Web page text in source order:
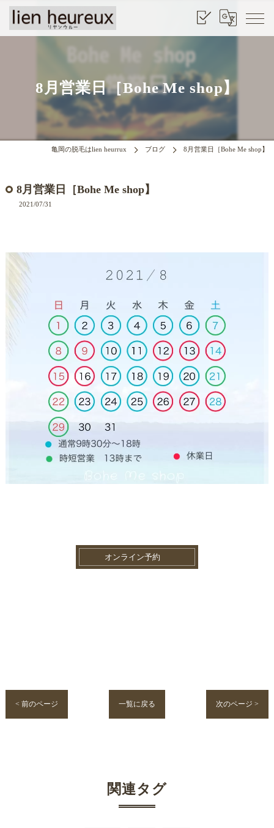
8月営業日［Bohe Me shop】
亀岡の脱毛はlien heurrux ブログ 8月営業日［Bohe Me shop】
8月営業日［Bohe Me shop】
2021/07/31
オンライン予約
< 前のページ 一覧に戻る 次のページ >
関連タグ